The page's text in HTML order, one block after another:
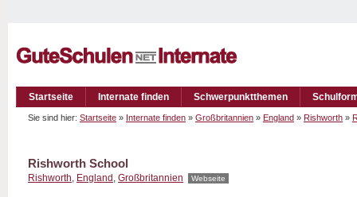
Startseite Internate finden Schwerpunktthemen
Sie sind hier: Startseite » Internate finden » Großbritannien » England » Rishworth »
Rishworth School
Rishworth, England , Großbritannien Webseite